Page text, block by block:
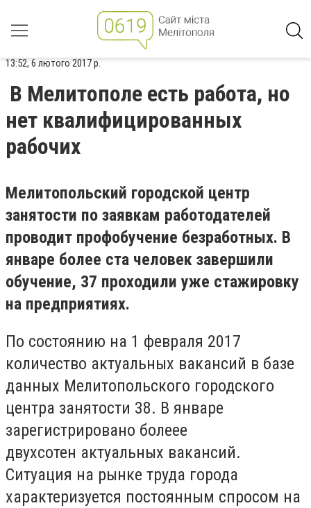
13:52, 6 лютого 2017 р.
В Мелитополе есть работа, но
нет квалифицированных
рабочих
Мелитопольский городской центр
занятости по заявкам работодателей
проводит профобучение безработных. В
январе более ста человек завершили
обучение, 37 проходили уже стажировку
на предприятиях.
По состоянию на 1 февраля 2017
количество актуальных вакансий в базе
данных Мелитопольского городского
центра занятости 38. В январе
зарегистрировано болеее
двухсотен актуальных вакансий.
Ситуация на рынке труда города
характеризуется постоянным спросом на